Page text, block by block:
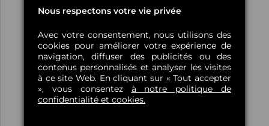
Nous respectons votre vie privée
Avec votre consentement, nous utilisons des
cookies pour améliorer votre expérience de
navigation, diffuser des publicités ou des
contenus personnalisés et analyser les visites
à ce site Web. En cliquant sur « Tout accepter
», vous consentez à notre politique de
confidentialité et cookies.